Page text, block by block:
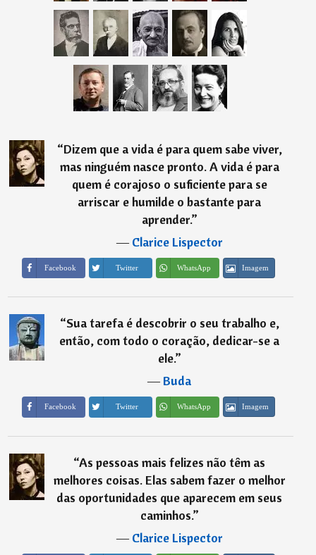
“Dizem que a vida é para quem sabe viver,
mas ninguém nasce pronto. A vida é para
quem é corajoso o suficiente para se
arriscar e humilde o bastante para
aprender.”
―Clarice Lispector
Facebook Twitter WhatsApp Imagem
“Sua tarefa é descobrir o seu trabalho e,
então, com todo o coração, dedicar-se a
ele.”
―Buda
Facebook Twitter WhatsApp Imagem
“As pessoas mais felizes não têm as
melhores coisas. Elas sabem fazer o melhor
das oportunidades que aparecem em seus
caminhos.”
―Clarice Lispector